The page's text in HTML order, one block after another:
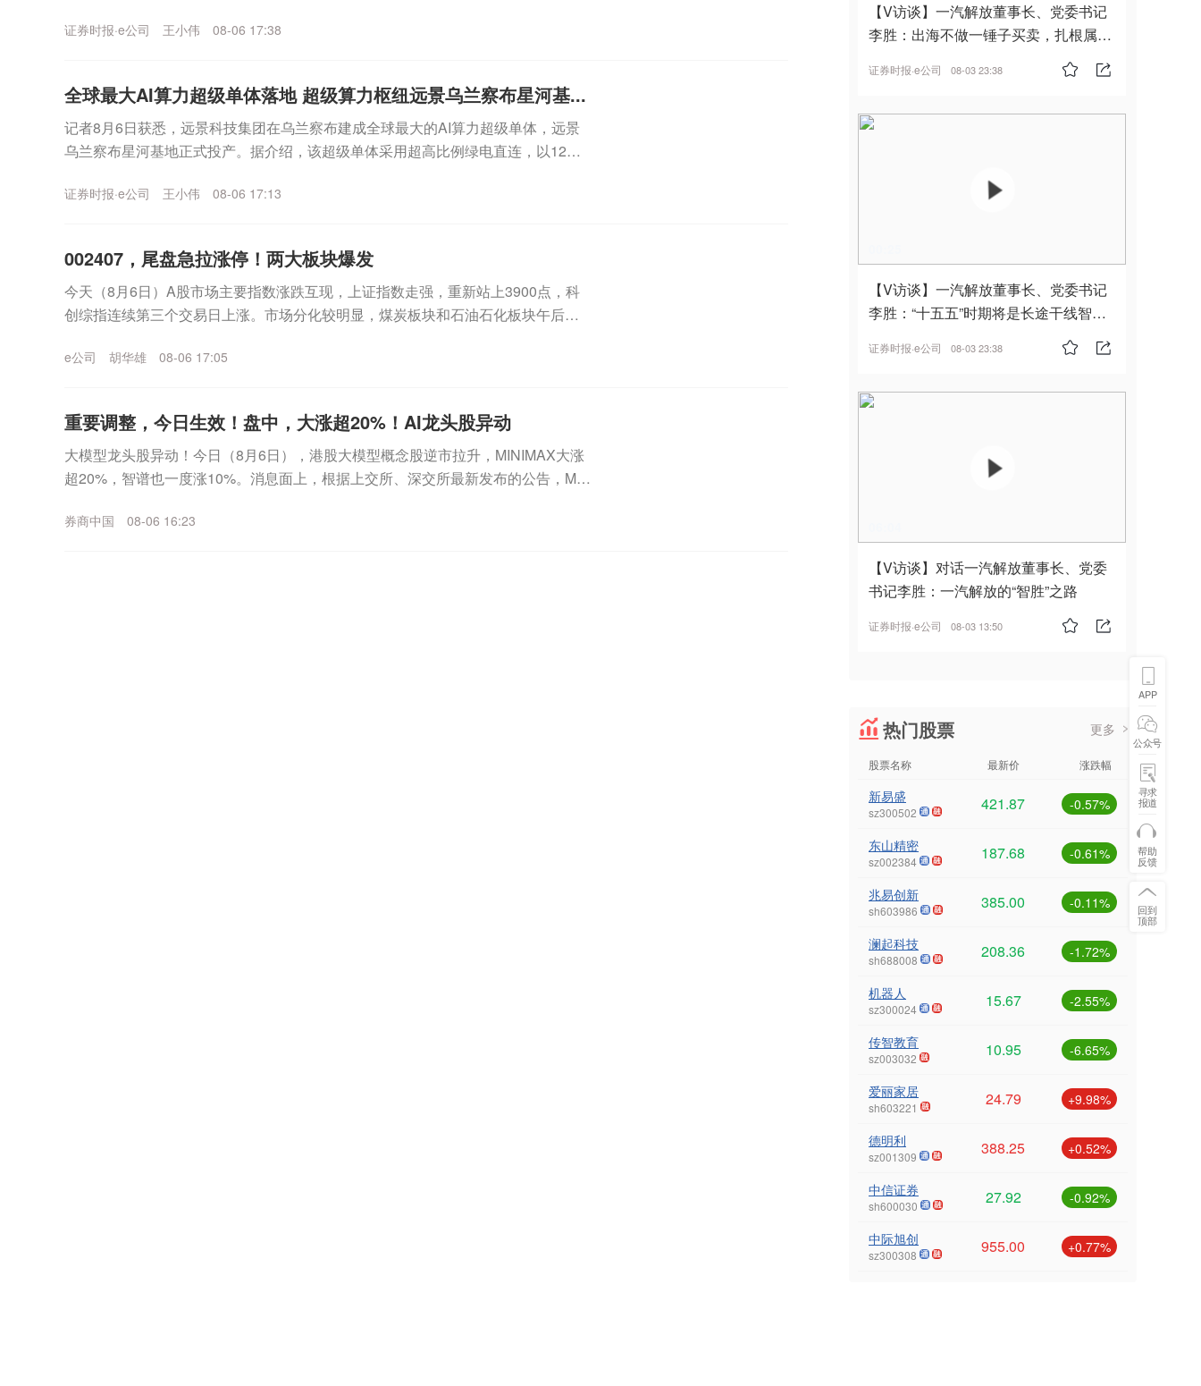
证券时报·e公司 王小伟 08-06 17:38
全球最大AI算力超级单体落地 超级算力枢纽远景乌兰察布星河基...
记者8月6日获悉，远景科技集团在乌兰察布建成全球最大的AI算力超级单体，远景
乌兰察布星河基地正式投产。据介绍，该超级单体采用超高比例绿电直连，以12万
证券时报·e公司 王小伟 08-06 17:13
002407，尾盘急拉涨停！两大板块爆发
今天（8月6日）A股市场主要指数涨跌互现，上证指数走强，重新站上3900点，科
创综指连续第三个交易日上涨。市场分化较明显，煤炭板块和石油石化板块午后均
e公司 胡华雄 08-06 17:05
重要调整，今日生效！盘中，大涨超20%！AI龙头股异动
大模型龙头股异动！今日（8月6日），港股大模型概念股逆市拉升，MINIMAX大涨
超20%，智谱也一度涨10%。消息面上，根据上交所、深交所最新发布的公告，MIN
券商中国 08-06 16:23
【V访谈】一汽解放董事长、党委书记
李胜：出海不做一锤子买卖，扎根属
证券时报·e公司 08-03 23:38
【V访谈】一汽解放董事长、党委书记
李胜：“十五五”时期将是长途干线智能
证券时报·e公司 08-03 23:38
【V访谈】对话一汽解放董事长、党委
书记李胜：一汽解放的“智胜”之路
证券时报·e公司 08-03 13:50
热门股票 更多
股票名称 最新价 涨跌幅
新易盛
sz300502 421.87 -0.57%
东山精密
sz002384 187.68 -0.61%
兆易创新
sh603986 385.00 -0.11%
澜起科技
sh688008 208.36 -1.72%
机器人
sz300024 15.67 -2.55%
传智教育
sz003032 10.95 -6.65%
爱丽家居
sh603221 24.79 +9.98%
德明利
sz001309 388.25 +0.52%
中信证券
sh600030 27.92 -0.92%
中际旭创
sz300308 955.00 +0.77%
APP
公众号
寻求
报道
帮助
反馈
回到
顶部